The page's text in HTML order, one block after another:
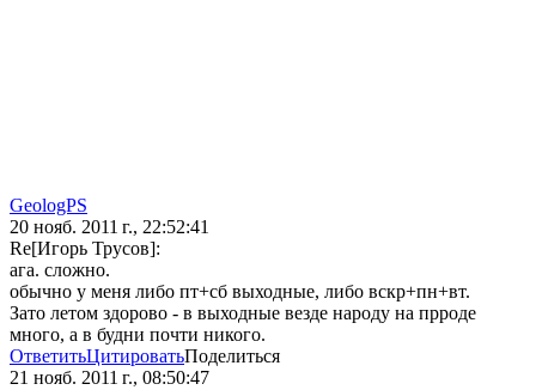
GeologPS
20 нояб. 2011 г., 22:52:41
Re[Игорь Трусов]:
ага. сложно.
обычно у меня либо пт+сб выходные, либо вскр+пн+вт.
Зато летом здорово - в выходные везде народу на прроде
много, а в будни почти никого.
ОтветитьЦитироватьПоделиться
21 нояб. 2011 г., 08:50:47